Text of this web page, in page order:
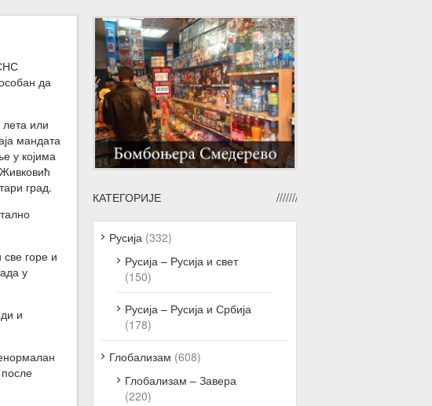
да
или
мандата
у којима
град.
горе и
у
и
КАТЕГОРИЈЕ
Русија (332)
Русија – Русија и свет
(150)
Русија – Русија и Србија
(178)
Глобализам (608)
Глобализам – Завера
(220)